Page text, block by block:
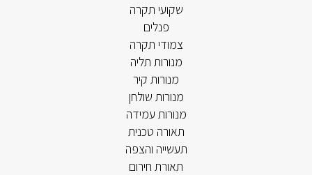
שקועי תקרה
פנלים
צמודי תקרה
מנורות תליה
מנורות קיר
מנורות שולחן
מנורות עמידה
תאורה טכנית
תעשייה והצפה
תאורת חירום